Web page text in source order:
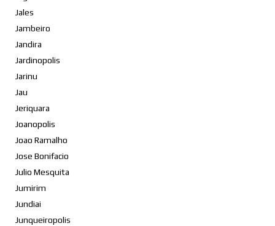
Jales
Jambeiro
Jandira
Jardinopolis
Jarinu
Jau
Jeriquara
Joanopolis
Joao Ramalho
Jose Bonifacio
Julio Mesquita
Jumirim
Jundiai
Junqueiropolis